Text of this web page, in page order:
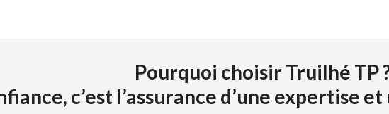
Pourquoi choisir Truilhé TP
c’est l’assurance d’une expertise